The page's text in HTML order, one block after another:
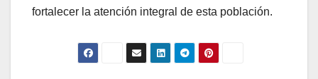
fortalecer la atención integral de esta población.